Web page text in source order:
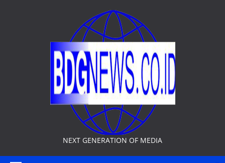
NEXT GENERATION OF MEDIA